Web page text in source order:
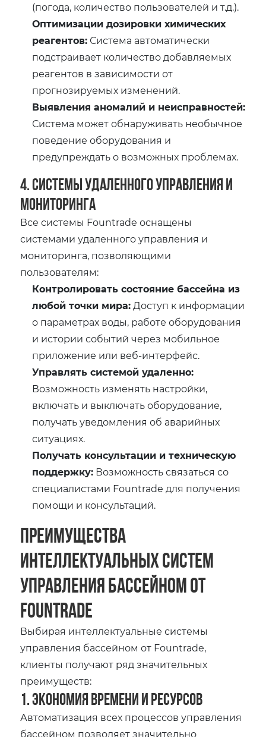
(погода, количество пользователей и т.д.).
Оптимизации дозировки химических
реагентов: Система автоматически
подстраивает количество добавляемых
реагентов в зависимости от
прогнозируемых изменений.
Выявления аномалий и неисправностей:
Система может обнаруживать необычное
поведение оборудования и
предупреждать о возможных проблемах.
4. Системы удаленного управления и
мониторинга
Все системы Fountrade оснащены
системами удаленного управления и
мониторинга, позволяющими
пользователям:
Контролировать состояние бассейна из
любой точки мира:Доступ к информации
о параметрах воды, работе оборудования
и истории событий через мобильное
приложение или веб-интерфейс.
Управлять системой удаленно:
Возможность изменять настройки,
включать и выключать оборудование,
получать уведомления об аварийных
ситуациях.
Получать консультации и техническую
поддержку: Возможность связаться со
специалистами Fountrade для получения
помощи и консультаций.
Преимущества
интеллектуальных систем
управления бассейном от
Fountrade
Выбирая интеллектуальные системы
управления бассейном от Fountrade,
клиенты получают ряд значительных
преимуществ:
1. Экономия времени и ресурсов
Автоматизация всех процессов управления
бассейном позволяет значительно